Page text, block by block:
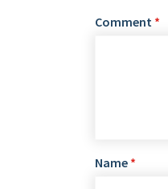
Comment *
Name *